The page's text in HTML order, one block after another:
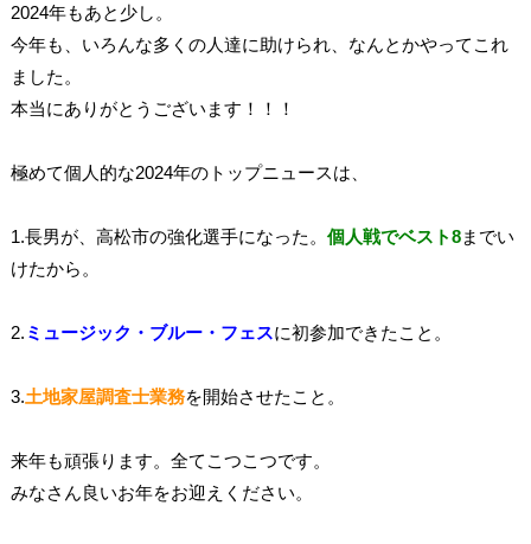
2024年もあと少し。
今年も、いろんな多くの人達に助けられ、なんとかやってこれ
ました。
本当にありがとうございます！！！
極めて個人的な2024年のトップニュースは、
1.長男が、高松市の強化選手になった。 個人戦でベスト8までい
けたから。
2. ミュージック・ブルー・フェスに初参加できたこと。
3.土地家屋調査士業務を開始させたこと。
来年も頑張ります。全てこつこつです。
みなさん良いお年をお迎えください。